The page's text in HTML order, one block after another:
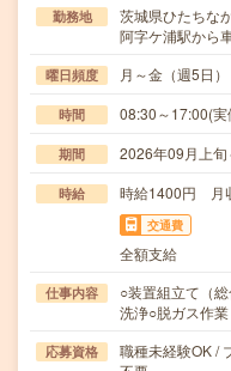
勤務地
茨城県ひたちな
阿字ケ浦駅から
曜日頻度 月～金（週5日
時間 08:30～17:00(
期間 2026年09月上
時給 時給1400円 月
交通費
全額支給
仕事内容
○装置組立て（
洗浄○脱ガス作
応募資格
職種未経験OK /